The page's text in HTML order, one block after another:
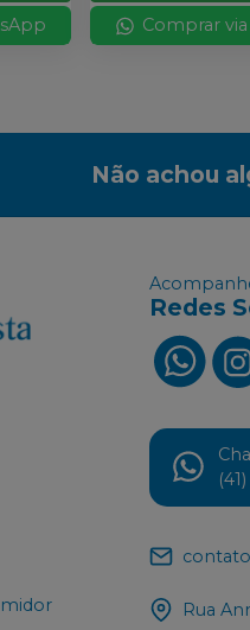
Comprar
Não achou
Redes
Rua